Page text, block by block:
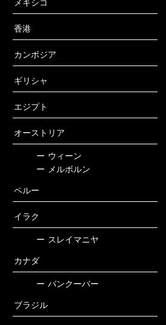
メキシコ
香港
カンボジア
ギリシャ
エジプト
オーストリア
ー ウィーン
ー
メルボルン
ペルー
イラク
ー スレイマニヤ
カナダ
ー バンクーバー
ブラジル